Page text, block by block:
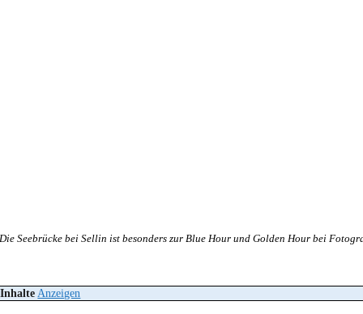
Die Seebrücke bei Sellin ist besonders zur Blue Hour und Golden Hour bei
Inhalte Anzeigen